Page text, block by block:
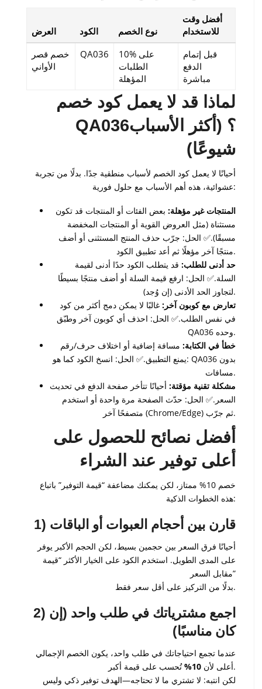
العرض الكود نوع الخصم
أفضل وقت
للاستخدام
خصم قصر
الأواني
QA036
10% على
الطلبات
المؤهلة
قبل إتمام
الدفع
مباشرة
لماذا قد لا يعمل كود خصم
QA036؟ (أكثر الأسباب
شيوعًا)
أحيانًا لا يعمل كود الخصم لأسباب منطقية جدًا. بدلًا من تجربة
عشوائية، هذه أهم الأسباب مع حلول فورية:
المنتجات غير مؤهلة: بعض الفئات أو المنتجات قد تكون
مستثناة (مثل العروض القوية أو المنتجات المخفضة
مسبقًا).✅ الحل: جرّب حذف المنتج المستثنى أو أضف
منتجًا آخر مؤهلًا ثم أعد تطبيق الكود.
حد أدنى للطلب: قد يتطلب الكود حدًا أدنى لقيمة
السلة.✅ الحل: ارفع قيمة السلة أو أضف منتجًا بسيطًا
لتجاوز الحد الأدنى (إن وُجد).
تعارض مع كوبون آخر: غالبًا لا يمكن دمج أكثر من كود
في نفس الطلب.✅ الحل: احذف أي كوبون آخر وطبّق
QA036
وحده.
خطأ في الكتابة: مسافة إضافية أو اختلاف حرف/رقم
يمنع التطبيق.✅ الحل: انسخ الكود كما هو: QA036
مسافات.
مشكلة تقنية مؤقتة: أحيانًا تتأخر صفحة الدفع في تحديث
السعر.✅ الحل: حدّث الصفحة مرة واحدة أو استخدم
متصفحًا آخر (Chrome/Edge) ثم جرّب.
أفضل نصائح للحصول على
أعلى توفير عند الشراء
خصم 10% ممتاز، لكن يمكنك مضاعفة “قيمة التوفير” باتباع
هذه الخطوات الذكية:
1) قارن بين أحجام العبوات أو الباقات
أحيانًا فرق السعر بين حجمين بسيط، لكن الحجم الأكبر يوفر
على المدى الطويل. استخدم الكود على الخيار الأكثر “قيمة
مقابل السعر”
بدلًا من التركيز على أقل سعر فقط.
2) اجمع مشترياتك في طلب واحد (إن
كان مناسبًا)
عندما تجمع احتياجاتك في طلب واحد، يكون الخصم الإجمالي
أعلى لأن 10%
تُحسب على قيمة أكبر.
لكن انتبه: لا تشتري ما لا تحتاجه—الهدف توفير ذكي وليس